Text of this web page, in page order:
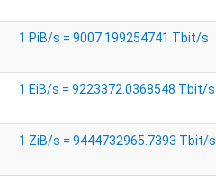
1 PiB/s = 9007.199254741 Tbit/s
1 EiB/s = 9223372.0368548 Tbit/s
1 ZiB/s = 9444732965.7393 Tbit/s